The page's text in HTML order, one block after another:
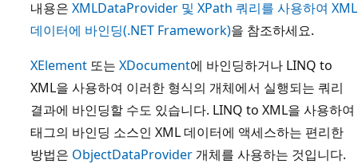
내용은 XMLDataProvider 및 XPath 쿼리를 사용하여 XML
데이터에 바인딩(.NET Framework)을 참조하세요.
XElement 또는 XDocument에 바인딩하거나 LINQ to
XML을 사용하여 이러한 형식의 개체에서 실행되는 쿼리
결과에 바인딩할 수도 있습니다. LINQ to XML을 사용하여
태그의 바인딩 소스인 XML 데이터에 액세스하는 편리한
방법은 ObjectDataProvider 개체를 사용하는 것입니다.